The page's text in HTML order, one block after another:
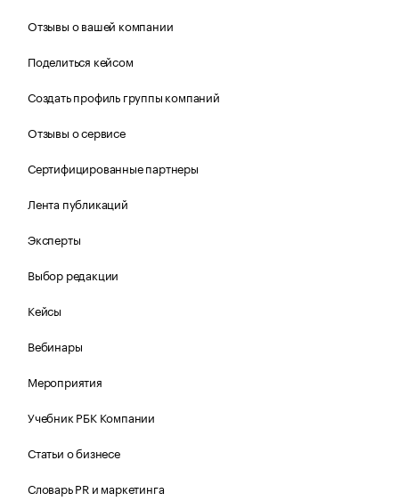
Отзывы о вашей компании
Поделиться кейсом
Создать профиль группы компаний
Отзывы о сервисе
Сертифицированные партнеры
Лента публикаций
Эксперты
Выбор редакции
Кейсы
Вебинары
Мероприятия
Учебник РБК Компании
Статьи о бизнесе
Словарь PR и маркетинга